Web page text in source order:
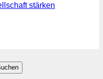
stärken